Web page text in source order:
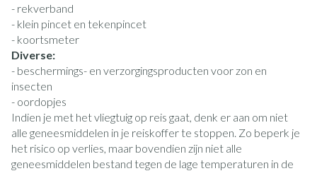
- rekverband
- klein pincet en tekenpincet
- koortsmeter
Diverse:
- beschermings- en verzorgingsproducten voor zon en
insecten
- oordopjes
Indien je met het vliegtuig op reis gaat, denk er aan om niet
alle geneesmiddelen in je reiskoffer te stoppen. Zo beperk je
het risico op verlies, maar bovendien zijn niet alle
geneesmiddelen bestand tegen de lage temperaturen in de